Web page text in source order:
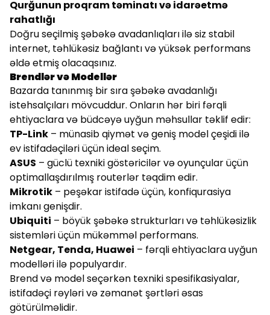
Qurğunun proqram təminatı və idarəetmə
rahatlığı
Doğru seçilmiş şəbəkə avadanlıqları ilə siz stabil
internet, təhlükəsiz bağlantı və yüksək performans
əldə etmiş olacaqsınız.
Brendlər və Modellər
Bazarda tanınmış bir sıra şəbəkə avadanlığı
istehsalçıları mövcuddur. Onların hər biri fərqli
ehtiyaclara və büdcəyə uyğun məhsullar təklif edir:
TP-Link – münasib qiymət və geniş model çeşidi ilə
ev istifadəçiləri üçün ideal seçim.
ASUS – güclü texniki göstəricilər və oyunçular üçün
optimallaşdırılmış routerlər təqdim edir.
Mikrotik – peşəkar istifadə üçün, konfiqurasiya
imkanı genişdir.
Ubiquiti – böyük şəbəkə strukturları və təhlükəsizlik
sistemləri üçün mükəmməl performans.
Netgear, Tenda, Huawei – fərqli ehtiyaclara uyğun
modelləri ilə populyardır.
Brend və model seçərkən texniki spesifikasiyalar,
istifadəçi rəyləri və zəmanət şərtləri əsas
götürülməlidir.